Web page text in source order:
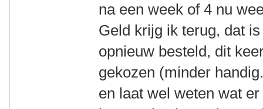
na een week of 4 nu
Geld krijg ik terug, dat
opnieuw besteld, dit
gekozen (minder
en laat wel weten wat